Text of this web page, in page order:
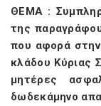
ΘΕΜΑ :
της
που αφορά
κλάδου Κύριας
μητέρες
δωδεκάμηνο